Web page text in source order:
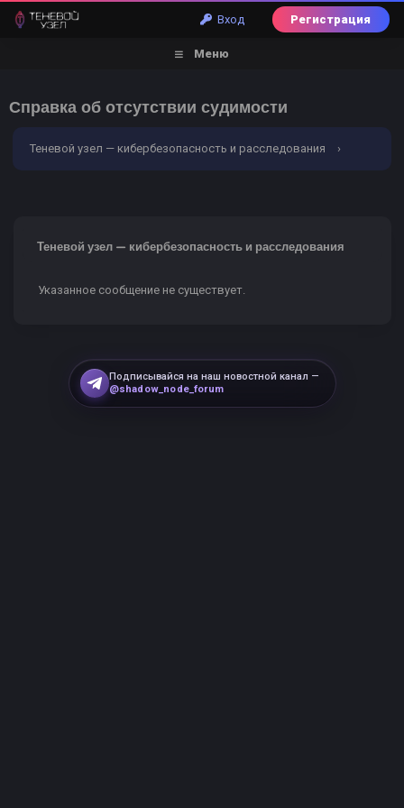
Вход Регистрация
Меню
Справка об отсутствии судимости
Теневой узел — кибербезопасность и расследования ›
Теневой узел — кибербезопасность и расследования
Указанное сообщение не существует.
Подписывайся на наш новостной канал —
@shadow_node_forum